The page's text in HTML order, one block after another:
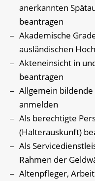
anerkannten
beantragen
Akademische
ausländischen
Akteneinsicht in
beantragen
Allgemein bildende
anmelden
Als berechtigte
(Halterauskunft)
Als
Rahmen der
Altenpfleger,